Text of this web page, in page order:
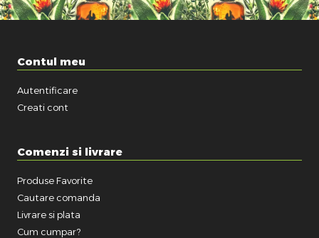
Contul meu
Autentificare
Creati cont
Comenzi si livrare
Produse Favorite
Cautare comanda
Livrare si plata
Cum cumpar?